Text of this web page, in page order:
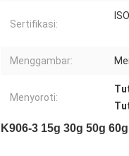
Sertifikasi:
Menggambar:
Menyoroti:
K906-3 15g 30g 50g